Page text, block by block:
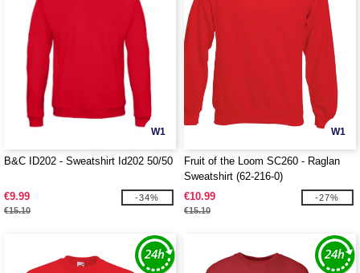
W1
B&C ID202 - Sweatshirt Id202 50/50
€9.99
€15.10
-34%
W1
Fruit of the Loom SC260 - Raglan
Sweatshirt (62-216-0)
€10.99
€15.10
-27%